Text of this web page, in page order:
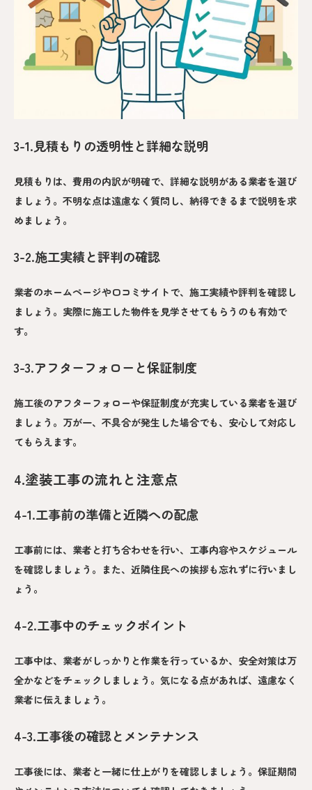
3-1.見積もりの透明性と詳細な説明
見積もりは、費用の内訳が明確で、詳細な説明がある業者を選び
ましょう。不明な点は遠慮なく質問し、納得できるまで説明を求
めましょう。
3-2.施工実績と評判の確認
業者のホームページや口コミサイトで、施工実績や評判を確認し
ましょう。実際に施工した物件を見学させてもらうのも有効で
す。
3-3.アフターフォローと保証制度
施工後のアフターフォローや保証制度が充実している業者を選び
ましょう。万が一、不具合が発生した場合でも、安心して対応し
てもらえます。
4.塗装工事の流れと注意点
4-1.工事前の準備と近隣への配慮
工事前には、業者と打ち合わせを行い、工事内容やスケジュール
を確認しましょう。また、近隣住民への挨拶も忘れずに行いまし
ょう。
4-2.工事中のチェックポイント
工事中は、業者がしっかりと作業を行っているか、安全対策は万
全かなどをチェックしましょう。気になる点があれば、遠慮なく
業者に伝えましょう。
4-3.工事後の確認とメンテナンス
工事後には、業者と一緒に仕上がりを確認しましょう。保証期間